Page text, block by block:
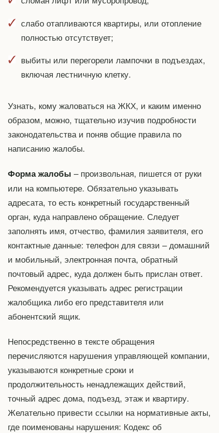
слабо отапливаются квартиры, или отопление
полностью отсутствует;
выбиты или перегорели лампочки в подъездах,
включая лестничную клетку.
Узнать, кому жаловаться на ЖКХ, и каким именно
образом, можно, тщательно изучив подробности
законодательства и поняв общие правила по
написанию жалобы.
Форма жалобы – произвольная, пишется от руки
или на компьютере. Обязательно указывать
адресата, то есть конкретный государственный
орган, куда направлено обращение. Следует
заполнять имя, отчество, фамилия заявителя, его
контактные данные: телефон для связи – домашний
и мобильный, электронная почта, обратный
почтовый адрес, куда должен быть прислан ответ.
Рекомендуется указывать адрес регистрации
жалобщика либо его представителя или
абонентский ящик.
Непосредственно в тексте обращения
перечисляются нарушения управляющей компании,
указываются конкретные сроки и
продолжительность ненадлежащих действий,
точный адрес дома, подъезд, этаж и квартиру.
Желательно привести ссылки на нормативные акты,
где поименованы нарушения: Кодекс об